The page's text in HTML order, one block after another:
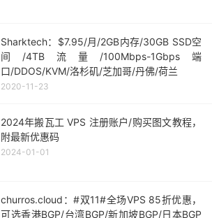
Sharktech：$7.95/月/2GB内存/30GB SSD空
间/4TB流量/100Mbps-1Gbps端
口/DDOS/KVM/洛杉矶/芝加哥/丹佛/荷兰
2020-11-23
2024年搬瓦工 VPS 注册账户/购买图文教程，
附最新优惠码
2024-01-01
churros.cloud：#双11#全场VPS 85折优惠，
可选香港BGP/台湾BGP/新加坡BGP/日本BGP